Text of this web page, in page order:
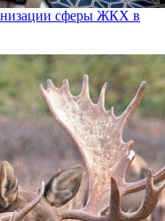
сферы ЖКХ в